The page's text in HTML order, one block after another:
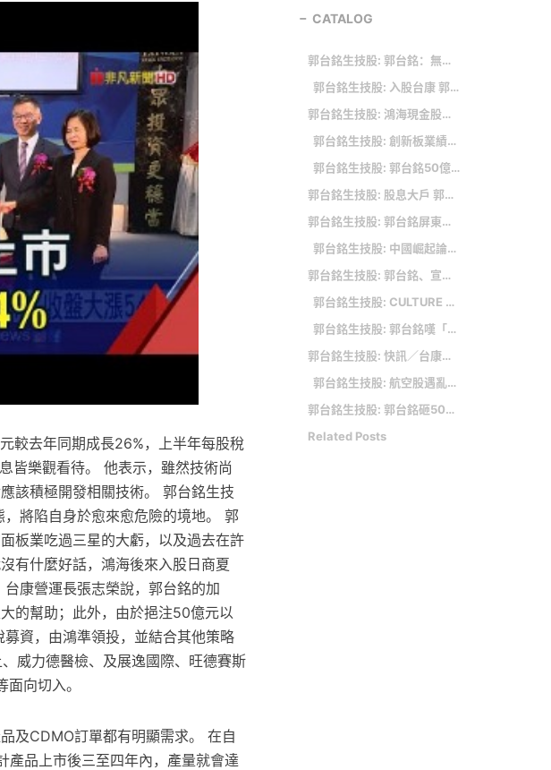
較去年同期成長26%，上半年每股稅
皆樂觀看待。 他表示，雖然技術尚
該積極開發相關技術。 郭台銘生技
將陷自身於愈來愈危險的境地。 郭
板業吃過三星的大虧，以及過去在許
有什麼好話，鴻海後來入股日商夏
康營運長張志榮說，郭台銘的加
的幫助；此外，由於挹注50億元以
資，由鴻準領投，並結合其他策略
威力德醫檢、及展逸國際、旺德賽斯
向切入。
及CDMO訂單都有明顯需求。 在自
產品上市後三至四年內，產量就會達
CATALOG
郭台銘生技股: 郭台銘：無人機與機器人的開發應用 才是保台的最好選項
郭台銘生技股: 入股台康 郭台銘大健康版圖成形
郭台銘生技股: 鴻海現金股利入袋 郭台銘領逾90億元親曝將這樣花
郭台銘生技股: 創新板業績發表 錼創、走著瞧、泓德登場
郭台銘生技股: 郭台銘50億入股台康生技 搶當最大股東
郭台銘生技股: 股息大戶 郭台銘領91億連霸
郭台銘生技股: 郭台銘屏東辦說明會 喊團結下架民進黨
郭台銘生技股: 中國崛起論爛尾！外媒：中國經濟10年爬不起來
郭台銘生技股: 郭台銘、宣明智從科技拚到生技 宣捷幹細胞生技獲准公發
郭台銘生技股: CULTURE 寶齡文化人人平等 ‧ 利益共享 ‧ 創新改革 ‧ 超越目標
郭台銘生技股: 郭台銘嘆「人生最有成就感的一天！」，竟和BNT有關
郭台銘生技股: 快訊／台康生技股東會通過私募！ 郭台銘確定入主成最大股東
郭台銘生技股: 航空股遇亂流 台灣虎航盤中一度跌停
郭台銘生技股: 郭台銘砸50億元入主，開盤直接漲停！已經噴一大段的台康生技，還會漲多久？
Related Posts